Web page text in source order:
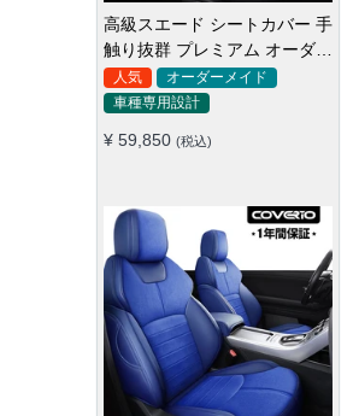
高級スエード シートカバー 手
触り抜群 プレミアム オーダー
メイド 防水防汚 全席セット
人気
オーダーメイド
車種専用設計
¥ 59,850 (税込)